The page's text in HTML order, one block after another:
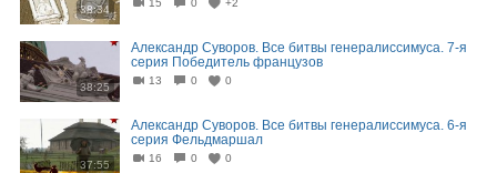
38:34
15 0 +2
38:25
Александр Суворов. Все битвы генералиссимуса. 7-я
серия Победитель французов
13 0 0
37:55
Александр Суворов. Все битвы генералиссимуса. 6-я
серия Фельдмаршал
16 0 0